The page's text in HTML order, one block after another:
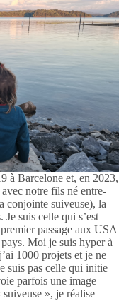
à Barcelone et, en 2023,
notre fils né entre-
conjointe suiveuse), la
suis celle qui s’est
passage aux USA
pays. Moi je suis hyper à
1000 projets et je ne
suis pas celle qui initie
parfois une image
», je réalise